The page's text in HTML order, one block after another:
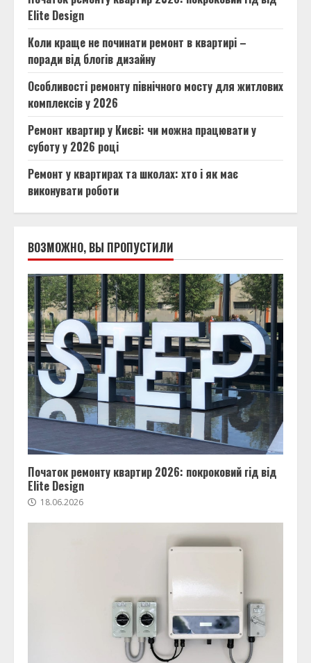
Elite Design
Коли краще не починати ремонт в квартирі –
поради від блогів дизайну
Особливості ремонту північного мосту для житлових
комплексів у 2026
Ремонт квартир у Києві: чи можна працювати у
суботу у 2026 році
Ремонт у квартирах та школах: хто і як має
виконувати роботи
ВОЗМОЖНО, ВЫ ПРОПУСТИЛИ
Початок ремонту квартир 2026: покроковий гід від
Elite Design
18.06.2026